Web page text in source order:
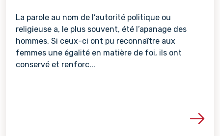
La parole au nom de l’autorité politique ou
religieuse a, le plus souvent, été l’apanage des
hommes. Si ceux-ci ont pu reconnaître aux
femmes une égalité en matière de foi, ils ont
conservé et renforc...
Voir les détails de la